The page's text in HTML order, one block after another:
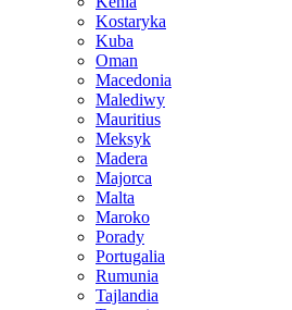
Kostaryka
Kuba
Oman
Macedonia
Malediwy
Mauritius
Meksyk
Madera
Majorca
Malta
Maroko
Porady
Portugalia
Rumunia
Tajlandia